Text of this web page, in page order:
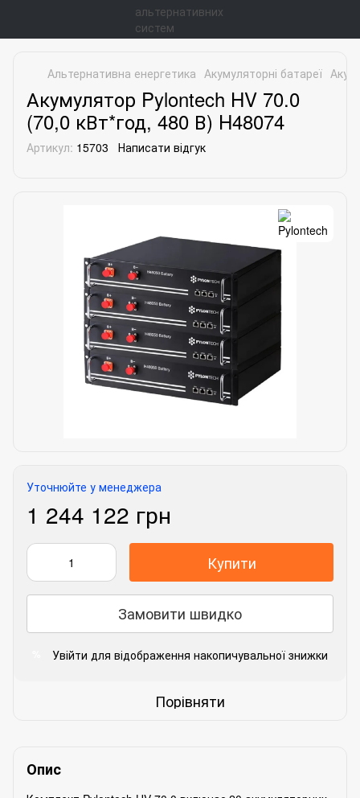
Альтернативна енергетика Акумуляторні батареї
Акумулятор Pylontech HV 70.0
(70,0 кВт*год, 480 В) H48074
Артикул: 15703 Написати відгук
Уточнюйте у менеджера
1 244 122 грн
Купити
Замовити швидко
Увійти для відображення накопичувальної знижки
Порівняти
Опис